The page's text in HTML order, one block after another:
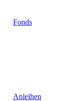
Fonds
Anleihen